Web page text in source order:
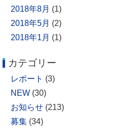
2018年8月 (1)
2018年5月 (2)
2018年1月 (1)
カテゴリー
レポート (3)
NEW (30)
お知らせ (213)
募集 (34)